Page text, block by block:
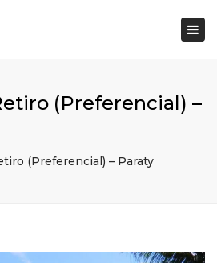
(Preferencial) –
(Preferencial) – Paraty